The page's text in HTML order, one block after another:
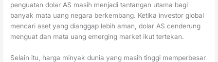
penguatan dolar AS masih menjadi tantangan utama bagi
banyak mata uang negara berkembang. Ketika investor global
mencari aset yang dianggap lebih aman, dolar AS cenderung
menguat dan mata uang emerging market ikut tertekan.
Selain itu, harga minyak dunia yang masih tinggi memperbesar